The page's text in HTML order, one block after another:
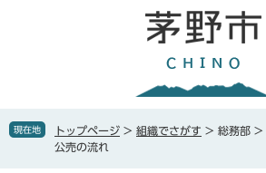
で
ば現在地 トップページ > 組織でさがす > 総務部 >
公売の流れ